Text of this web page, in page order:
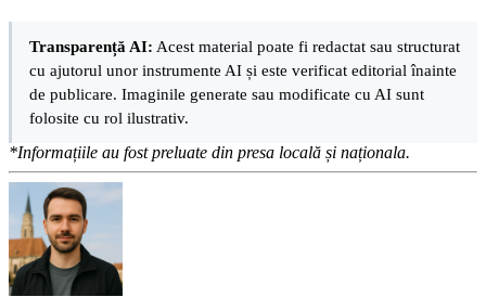
Transparență AI: Acest material poate fi redactat sau structurat
cu ajutorul unor instrumente AI și este verificat editorial înainte
de publicare. Imaginile generate sau modificate cu AI sunt
folosite cu rol ilustrativ.
*Informațiile au fost preluate din presa locală și naționala.